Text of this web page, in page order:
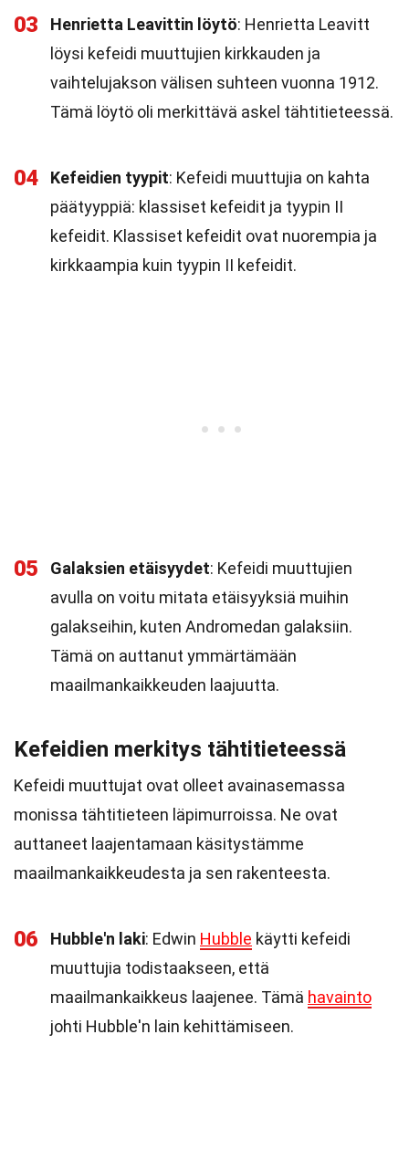
03 Henrietta Leavittin löytö: Henrietta Leavitt
löysi kefeidi muuttujien kirkkauden ja
vaihtelujakson välisen suhteen vuonna 1912.
Tämä löytö oli merkittävä askel tähtitieteessä.
04 Kefeidien tyypit: Kefeidi muuttujia on kahta
päätyyppiä: klassiset kefeidit ja tyypin II
kefeidit. Klassiset kefeidit ovat nuorempia ja
kirkkaampia kuin tyypin II kefeidit.
05 Galaksien etäisyydet: Kefeidi muuttujien
avulla on voitu mitata etäisyyksiä muihin
galakseihin, kuten Andromedan galaksiin.
Tämä on auttanut ymmärtämään
maailmankaikkeuden laajuutta.
Kefeidien merkitys tähtitieteessä
Kefeidi muuttujat ovat olleet avainasemassa
monissa tähtitieteen läpimurroissa. Ne ovat
auttaneet laajentamaan käsitystämme
maailmankaikkeudesta ja sen rakenteesta.
06 Hubble'n laki: Edwin Hubble käytti kefeidi
muuttujia todistaakseen, että
maailmankaikkeus laajenee. Tämä havainto
johti Hubble'n lain kehittämiseen.